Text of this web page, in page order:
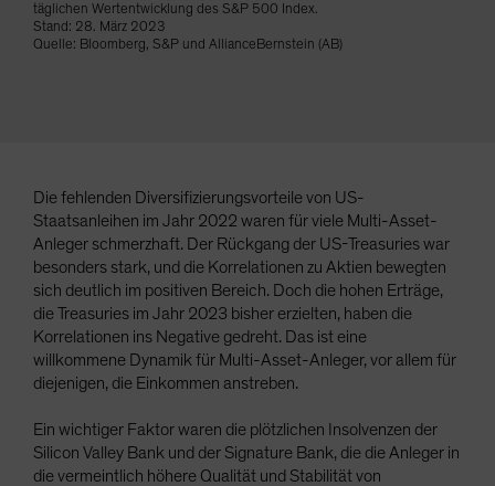
täglichen Wertentwicklung des S&P 500 Index.
Stand: 28. März 2023
Quelle: Bloomberg, S&P und AllianceBernstein (AB)
Die fehlenden Diversifizierungsvorteile von US-
Staatsanleihen im Jahr 2022 waren für viele Multi-Asset-
Anleger schmerzhaft. Der Rückgang der US-Treasuries war
besonders stark, und die Korrelationen zu Aktien bewegten
sich deutlich im positiven Bereich. Doch die hohen Erträge,
die Treasuries im Jahr 2023 bisher erzielten, haben die
Korrelationen ins Negative gedreht. Das ist eine
willkommene Dynamik für Multi-Asset-Anleger, vor allem für
diejenigen, die Einkommen anstreben.
Ein wichtiger Faktor waren die plötzlichen Insolvenzen der
Silicon Valley Bank und der Signature Bank, die die Anleger in
die vermeintlich höhere Qualität und Stabilität von